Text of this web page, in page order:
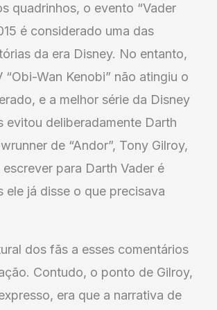
quadrinhos, o evento “Vader
é considerado uma das
da era Disney. No entanto,
“Obi-Wan Kenobi” não atingiu o
e a melhor série da Disney
evitou deliberadamente Darth
de “Andor”, Tony Gilroy,
para Darth Vader é
ele já disse o que precisava
dos fãs a esses comentários
Contudo, o ponto de Gilroy,
era que a narrativa de